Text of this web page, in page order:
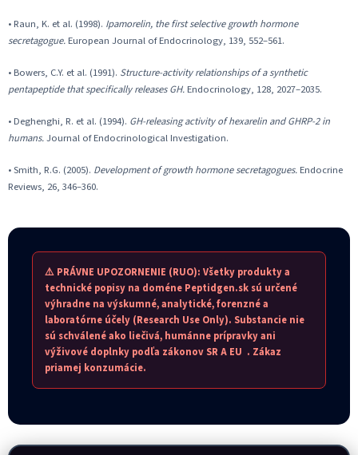
• Raun, K. et al. (1998). Ipamorelin, the first selective growth hormone
secretagogue. European Journal of Endocrinology, 139, 552–561.
• Bowers, C.Y. et al. (1991). Structure-activity relationships of a synthetic
pentapeptide that specifically releases GH. Endocrinology, 128, 2027–2035.
• Deghenghi, R. et al. (1994). GH-releasing activity of hexarelin and GHRP-2 in
humans.Journal of Endocrinological Investigation.
• Smith, R.G. (2005). Development of growth hormone secretagogues. Endocrine
Reviews, 26, 346–360.
⚠️ PRÁVNE UPOZORNENIE (RUO): Všetky produkty a
technické popisy na doméne Peptidgen.sk sú určené
výhradne na výskumné, analytické, forenzné a
laboratórne účely (Research Use Only). Substancie nie
sú schválené ako liečivá, humánne prípravky ani
výživové doplnky podľa zákonov SR A EU . Zákaz
priamej konzumácie.